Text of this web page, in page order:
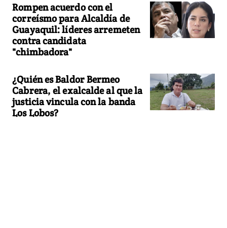
Rompen acuerdo con el
correísmo para Alcaldía de
Guayaquil: líderes arremeten
contra candidata
"chimbadora"
¿Quién es Baldor Bermeo
Cabrera, el exalcalde al que la
justicia vincula con la banda
Los Lobos?